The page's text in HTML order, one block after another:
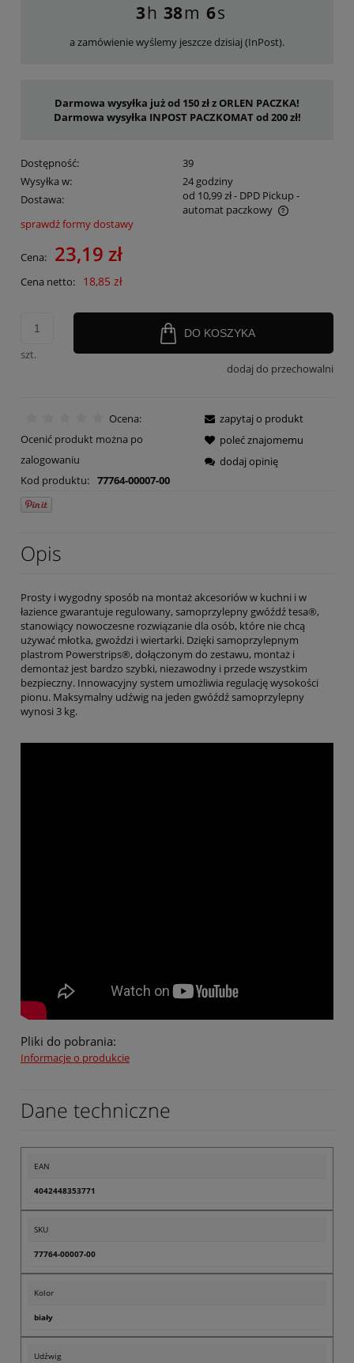
3 38 6
a zamówienie wyślemy jeszcze dzisiaj (InPost).
Darmowa wysyłka już od 150 zł z ORLEN PACZKA!
Darmowa wysyłka INPOST PACZKOMAT od 200 zł!
Dostępność:
39
Wysyłka w:
24 godziny
Dostawa:
od 10,99 zł- DPD Pickup -
automat paczkowy
Cena nie zawiera ewentualnych kosztów płatności
sprawdź formy dostawy
Cena: 23,19 zł
Cena netto: 18,85 zł
szt.
DO KOSZYKA
dodaj do przechowalni
Ocena:
Ocenić produkt można po
zalogowaniu
Kod produktu: 77764-00007-00
zapytaj o produkt
poleć znajomemu
dodaj opinię
Opis
Prosty i wygodny sposób na montaż akcesoriów w kuchni i w
łazience gwarantuje regulowany, samoprzylepny gwóźdź tesa®,
stanowiący nowoczesne rozwiązanie dla osób, które nie chcą
używać młotka, gwoździ i wiertarki. Dzięki samoprzylepnym
plastrom Powerstrips®, dołączonym do zestawu, montaż i
demontaż jest bardzo szybki, niezawodny i przede wszystkim
bezpieczny. Innowacyjny system umożliwia regulację wysokości
pionu. Maksymalny udźwig na jeden gwóźdź samoprzylepny
wynosi 3 kg.
Pliki do pobrania:
Informacje o produkcie
Dane techniczne
EAN
4042448353771
SKU
77764-00007-00
Kolor
biały
Udźwig